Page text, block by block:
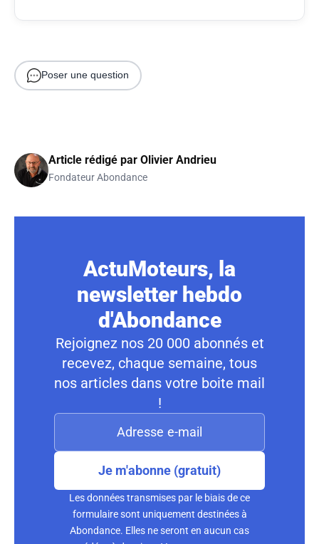
Poser une question
Article rédigé par Olivier Andrieu
Fondateur Abondance
ActuMoteurs, la
newsletter hebdo
d'Abondance
Rejoignez nos 20 000 abonnés et
recevez, chaque semaine, tous
nos articles dans votre boite mail
!
Je m'abonne (gratuit)
Les données transmises par le biais de ce
formulaire sont uniquement destinées à
Abondance. Elles ne seront en aucun cas